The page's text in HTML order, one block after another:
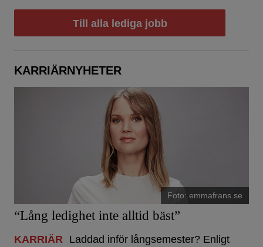
Till alla lediga jobb
KARRIÄRNYHETER
Foto: emmafrans.se
“Lång ledighet inte alltid bäst”
KARRIÄR
Laddad inför långsemester? Enligt